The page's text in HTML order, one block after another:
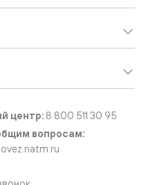
центр: 8 800 511 30 95
вопросам: